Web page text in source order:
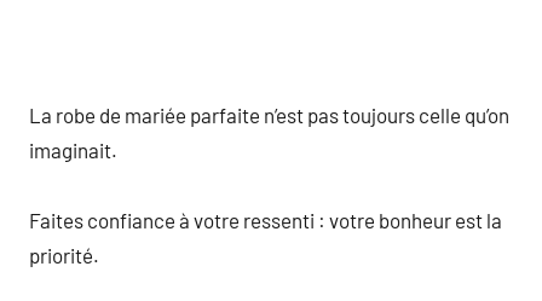
La robe de mariée parfaite n’est pas toujours celle qu’on
imaginait.
Faites confiance à votre ressenti : votre bonheur est la
priorité.